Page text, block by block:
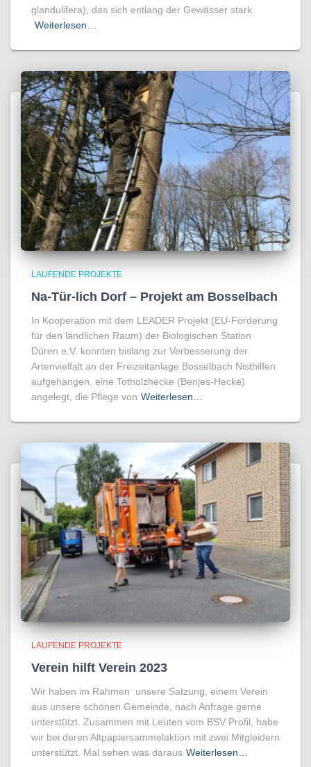
glandulifera), das sich entlang der Gewässer stark
Weiterlesen…
LAUFENDE PROJEKTE
Na-Tür-lich Dorf – Projekt am Bosselbach
In Kooperation mit dem LEADER Projekt (EU-Förderung
für den ländlichen Raum) der Biologischen Station
Düren e.V. konnten bislang zur Verbesserung der
Artenvielfalt an der Freizeitanlage Bosselbach Nisthilfen
aufgehangen, eine Totholzhecke (Benjes-Hecke)
angelegt, die Pflege von Weiterlesen…
LAUFENDE PROJEKTE
Verein hilft Verein 2023
Wir haben im Rahmen unsere Satzung, einem Verein
aus unsere schönen Gemeinde, nach Anfrage gerne
unterstützt. Zusammen mit Leuten vom BSV Profil, habe
wir bei deren Altpapiersammelaktion mit zwei Mitgleidern
unterstützt. Mal sehen was daraus Weiterlesen…